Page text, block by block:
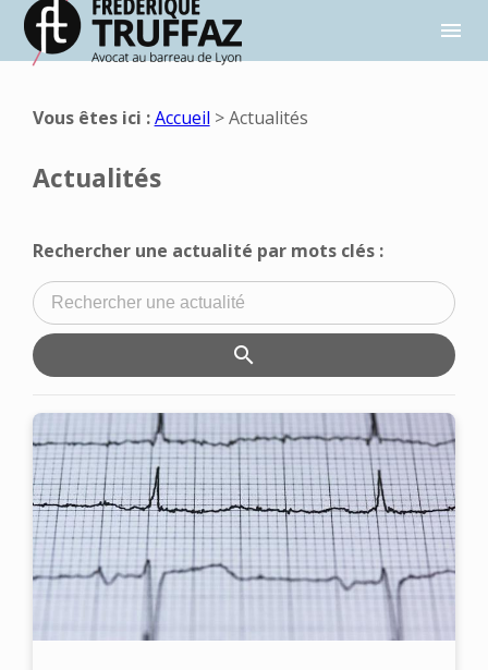
menu
Vous êtes ici : Accueil > Actualités
Actualités
Rechercher une actualité par mots clés :
Panneau de gestion des cookies